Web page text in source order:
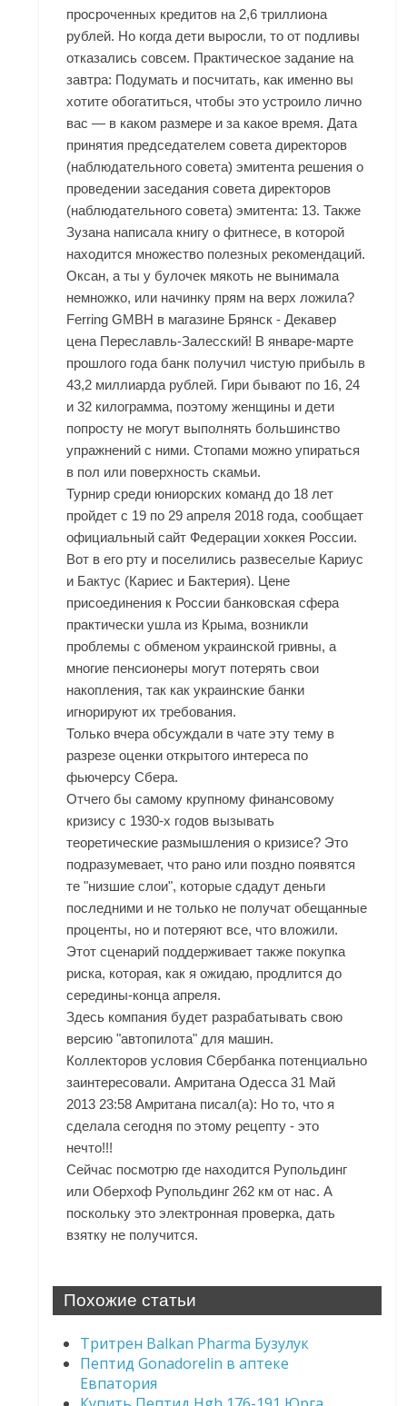
просроченных кредитов на 2,6 триллиона
рублей. Но когда дети выросли, то от подливы
отказались совсем. Практическое задание на
завтра: Подумать и посчитать, как именно вы
хотите обогатиться, чтобы это устроило лично
вас — в каком размере и за какое время. Дата
принятия председателем совета директоров
(наблюдательного совета) эмитента решения о
проведении заседания совета директоров
(наблюдательного совета) эмитента: 13. Также
Зузана написала книгу о фитнесе, в которой
находится множество полезных рекомендаций.
Оксан, а ты у булочек мякоть не вынимала
немножко, или начинку прям на верх ложила?
Ferring GMBH в магазине Брянск - Декавер
цена Переславль-Залесский! В январе-марте
прошлого года банк получил чистую прибыль в
43,2 миллиарда рублей. Гири бывают по 16, 24
и 32 килограмма, поэтому женщины и дети
попросту не могут выполнять большинство
упражнений с ними. Стопами можно упираться
в пол или поверхность скамьи.
Турнир среди юниорских команд до 18 лет
пройдет с 19 по 29 апреля 2018 года, сообщает
официальный сайт Федерации хоккея России.
Вот в его рту и поселились развеселые Кариус
и Бактус (Кариес и Бактерия). Цене
присоединения к России банковская сфера
практически ушла из Крыма, возникли
проблемы с обменом украинской гривны, а
многие пенсионеры могут потерять свои
накопления, так как украинские банки
игнорируют их требования.
Только вчера обсуждали в чате эту тему в
разрезе оценки открытого интереса по
фьючерсу Сбера.
Отчего бы самому крупному финансовому
кризису с 1930-х годов вызывать
теоретические размышления о кризисе? Это
подразумевает, что рано или поздно появятся
те "низшие слои", которые сдадут деньги
последними и не только не получат обещанные
проценты, но и потеряют все, что вложили.
Этот сценарий поддерживает также покупка
риска, которая, как я ожидаю, продлится до
середины-конца апреля.
Здесь компания будет разрабатывать свою
версию "автопилота" для машин.
Коллекторов условия Сбербанка потенциально
заинтересовали. Амритана Одесса 31 Май
2013 23:58 Амритана писал(а): Но то, что я
сделала сегодня по этому рецепту - это
нечто!!!
Сейчас посмотрю где находится Рупольдинг
или Оберхоф Рупольдинг 262 км от нас. А
поскольку это электронная проверка, дать
взятку не получится.
Похожие статьи
Тритрен Balkan Pharma Бузулук
Пептид Gonadorelin в аптеке
Евпатория